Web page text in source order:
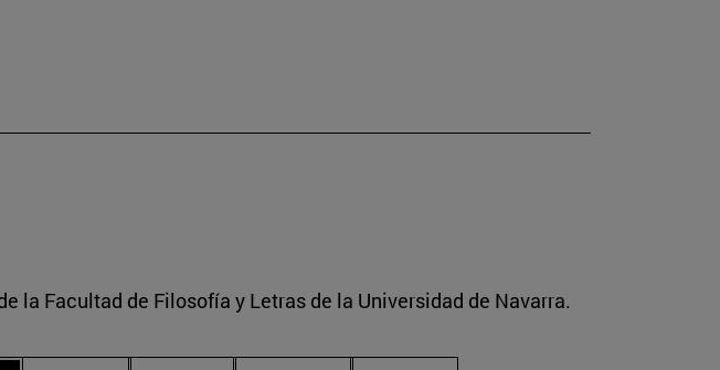
la Facultad de Filosofía y Letras de la Universidad de Navarra.